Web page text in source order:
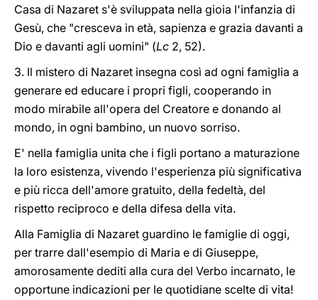
Casa di Nazaret s'è sviluppata nella gioia l'infanzia di
Gesù, che "cresceva in età, sapienza e grazia davanti a
Dio e davanti agli uomini" (Lc 2, 52).
3. Il mistero di Nazaret insegna così ad ogni famiglia a
generare ed educare i propri figli, cooperando in
modo mirabile all'opera del Creatore e donando al
mondo, in ogni bambino, un nuovo sorriso.
E' nella famiglia unita che i figli portano a maturazione
la loro esistenza, vivendo l'esperienza più significativa
e più ricca dell'amore gratuito, della fedeltà, del
rispetto reciproco e della difesa della vita.
Alla Famiglia di Nazaret guardino le famiglie di oggi,
per trarre dall'esempio di Maria e di Giuseppe,
amorosamente dediti alla cura del Verbo incarnato, le
opportune indicazioni per le quotidiane scelte di vita!